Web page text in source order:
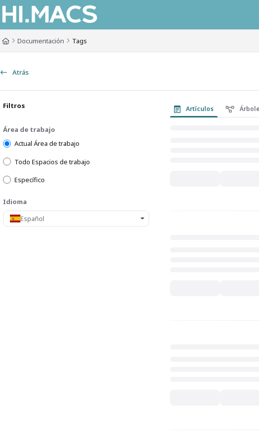
Documentation Index
Fetch the complete documentation index at:
Use this file to discover all available pages before exploring further.
Documentación Tags
Atrás
Filtros
Área de trabajo
Actual Área de trabajo
Todo Espacios de trabajo
Específico
Idioma
Español
Artículos